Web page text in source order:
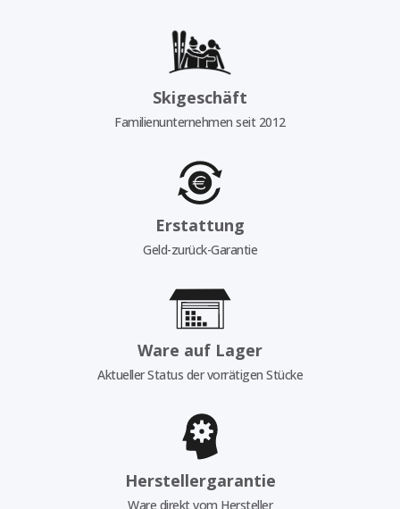
Skigeschäft
Familienunternehmen seit 2012
Erstattung
Geld-zurück-Garantie
Ware auf Lager
Aktueller Status der vorrätigen Stücke
Herstellergarantie
Ware direkt vom Hersteller